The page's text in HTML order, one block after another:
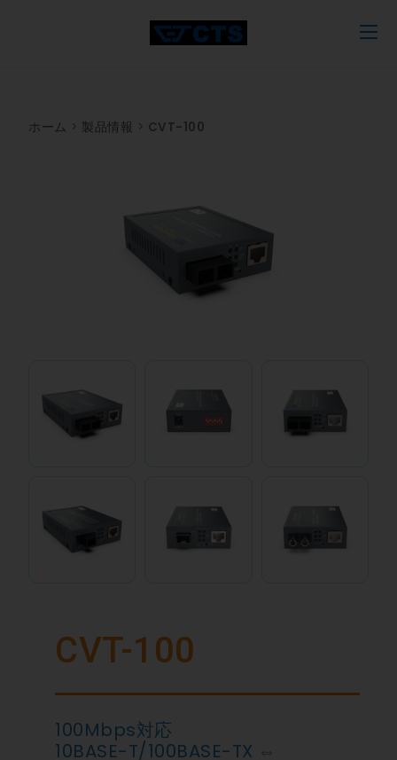
ホーム > 製品情報 > CVT-100
CVT-100
100Mbps対応
10BASE-T/100BASE-TX ⇔